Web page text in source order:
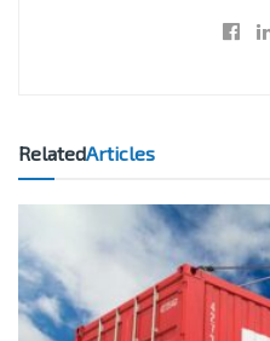
RelatedArticles